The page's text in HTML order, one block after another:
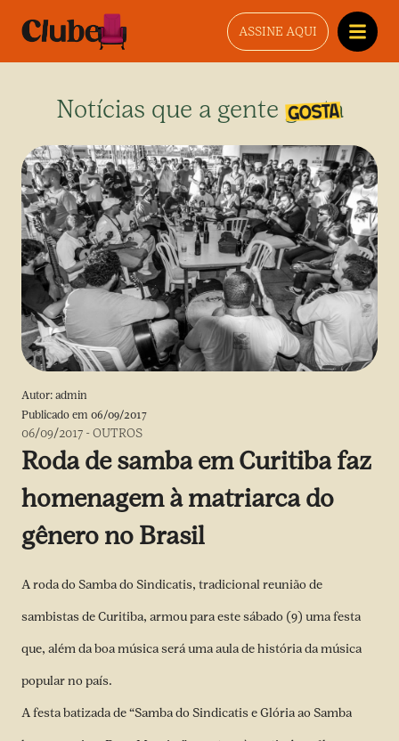
ASSINE AQUI
Notícias que a gente gosta
Autor: admin
Publicado em 06/09/2017
06/09/2017 -OUTROS
Roda de samba em Curitiba faz
homenagem à matriarca do
gênero no Brasil
A roda doSamba do Sindicatis, tradicional reunião de
sambistas de Curitiba, armou para este sábado (9) uma festa
que, além da boa música será uma aula de história da música
popular no país.
A festa batizada de “Samba do Sindicatis e Glória ao Samba